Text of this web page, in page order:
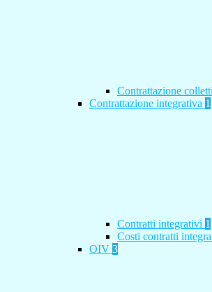
Contrattazione
Contrattazione integrativa 1
Contratti integrativi 1
Costi contratti
OIV 3